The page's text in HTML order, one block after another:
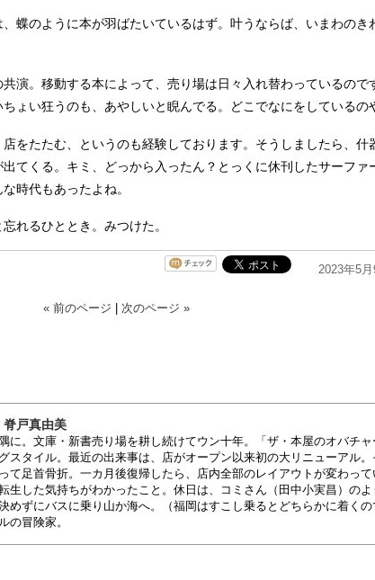
蝶のように本が羽ばたいているはず。叶うならば、いまわのき
演。移動する本によって、売り場は日々入れ替わっているので
ょい狂うのも、あやしいと睨んでる。どこでなにをしているの
をたたむ、というのも経験しております。そうしましたら、什
てくる。キミ、どっから入ったん？とっくに休刊したサーファ
時代もあったよね。
れるひととき。みつけた。
2023年5月
« 前のページ 次のページ »
戸真由美
に。文庫・新書売り場を耕し続けてウン十年。「ザ・本屋のオバチャ
スタイル。最近の出来事は、店がオープン以来初の大リニューアル。
て足首骨折。一カ月後復帰したら、店内全部のレイアウトが変わって
生した気持ちがわかったこと。休日は、コミさん（田中小実昌）のよ
めずにバスに乗り山か海へ。（福岡はすこし乗るとどちらかに着くの
の冒険家。